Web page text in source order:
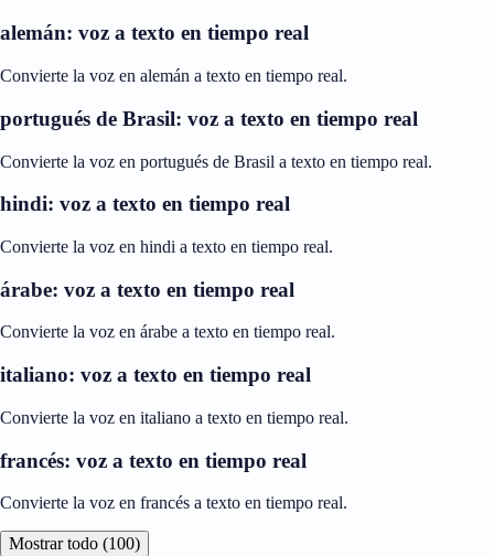
alemán: voz a texto en tiempo real
Convierte la voz en alemán a texto en tiempo real.
portugués de Brasil: voz a texto en tiempo real
Convierte la voz en portugués de Brasil a texto en tiempo real.
hindi: voz a texto en tiempo real
Convierte la voz en hindi a texto en tiempo real.
árabe: voz a texto en tiempo real
Convierte la voz en árabe a texto en tiempo real.
italiano: voz a texto en tiempo real
Convierte la voz en italiano a texto en tiempo real.
francés: voz a texto en tiempo real
Convierte la voz en francés a texto en tiempo real.
Mostrar todo (100)